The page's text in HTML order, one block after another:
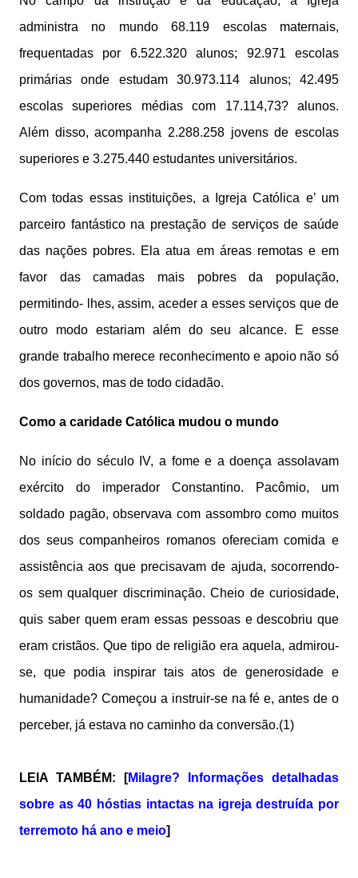
administra no mundo 68.119 escolas maternais,
frequentadas por 6.522.320 alunos; 92.971 escolas
primárias onde estudam 30.973.114 alunos; 42.495
escolas superiores médias com 17.114,73? alunos.
Além disso, acompanha 2.288.258 jovens de escolas
superiores e 3.275.440 estudantes universitários.
Com todas essas instituições, a Igreja Católica e’ um
parceiro fantástico na prestação de serviços de saúde
das nações pobres. Ela atua em áreas remotas e em
favor das camadas mais pobres da população,
permitindo- lhes, assim, aceder a esses serviços que de
outro modo estariam além do seu alcance. E esse
grande trabalho merece reconhecimento e apoio não só
dos governos, mas de todo cidadão.
Como a caridade Católica mudou o mundo
No início do século IV, a fome e a doença assolavam
exército do imperador Constantino. Pacômio, um
soldado pagão, observava com assombro como muitos
dos seus companheiros romanos ofereciam comida e
assistência aos que precisavam de ajuda, socorrendo-
os sem qualquer discriminação. Cheio de curiosidade,
quis saber quem eram essas pessoas e descobriu que
eram cristãos. Que tipo de religião era aquela, admirou-
se, que podia inspirar tais atos de generosidade e
humanidade? Começou a instruir-se na fé e, antes de o
perceber, já estava no caminho da conversão.(1)
LEIA TAMBÉM: [Milagre? Informações detalhadas
sobre as 40 hóstias intactas na igreja destruída por
terremoto há ano e meio]